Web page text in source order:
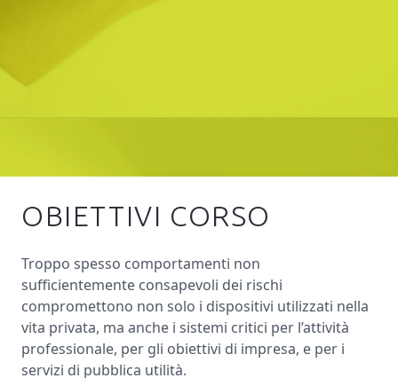
OBIETTIVI CORSO
Troppo spesso comportamenti non
sufficientemente consapevoli dei rischi
compromettono non solo i dispositivi utilizzati nella
vita privata, ma anche i sistemi critici per l’attività
professionale, per gli obiettivi di impresa, e per i
servizi di pubblica utilità.